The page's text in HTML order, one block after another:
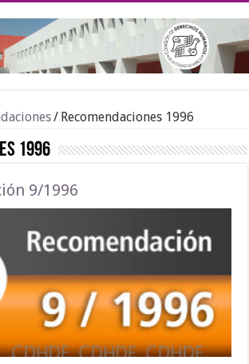
/ Recomendaciones 1996
1996
9/1996